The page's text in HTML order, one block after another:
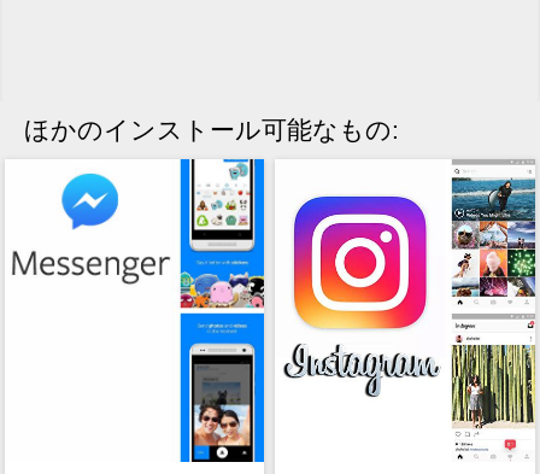
ほかのインストール可能なもの: